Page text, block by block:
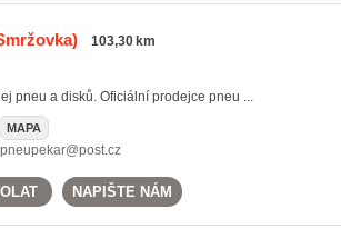
103,30 km
pneu a disků. Oficiální prodejce pneu ...
MAPA
pneupekar@post.cz
NAPIŠTE NÁM